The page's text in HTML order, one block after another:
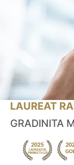
LAUREAT
GRADINITA